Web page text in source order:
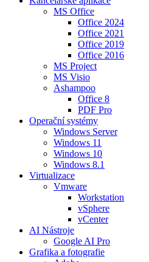
MS Office
Office 2024
Office 2021
Office 2019
Office 2016
MS Project
MS Visio
Ashampoo
Office 8
PDF Pro
Operační systémy
Windows Server
Windows 11
Windows 10
Windows 8.1
Virtualizace
Vmware
Workstation
vSphere
vCenter
AI Nástroje
Google AI Pro
Grafika a fotografie